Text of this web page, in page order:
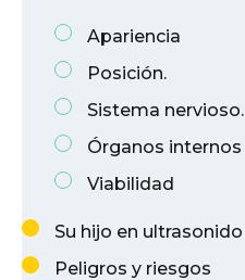
Apariencia
Posición.
Sistema nervioso.
Órganos internos
Viabilidad
Su hijo en ultrasonido
Peligros y riesgos